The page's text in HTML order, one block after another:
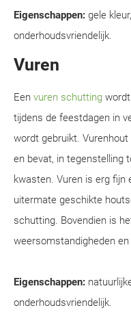
Eigenschappen: gele
onderhoudsvriendelijk.
Vuren
Een vuren schutting
tijdens de feestdagen in
wordt gebruikt.
en bevat, in tegenstelling
kwasten. Vuren is erg fijn
uitermate geschikte
schutting. Bovendien is
weersomstandigheden
Eigenschappen:
onderhoudsvriendelijk.